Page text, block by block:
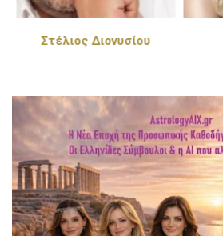
Στέλιος Διονυσίου